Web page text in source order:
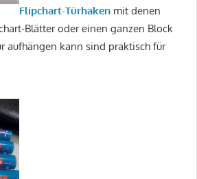
Flipchart-Türhakenmit denen
Blätter oder einen ganzen Block
aufhängen kann sind praktisch für